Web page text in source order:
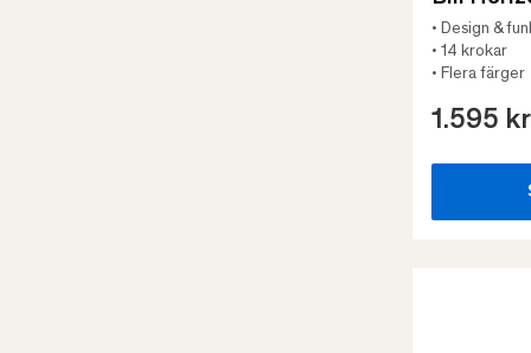
• Design &
• 14 krokar
• Flera färger
1.595 kr